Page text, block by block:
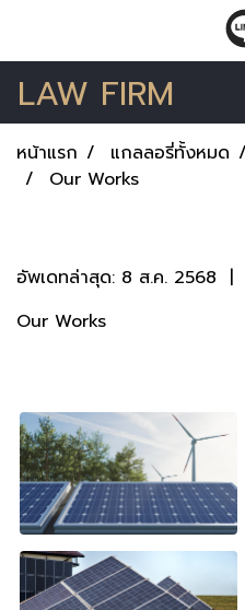
LAW FIRM
หน้าแรก แกลลอรี่ทั้งหมด
Our Works
อัพเดทล่าสุด: 8 ส.ค. 2568 |
Our Works